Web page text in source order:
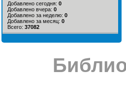
Добавлено сегодня: 0
Добавлено вчера: 0
Добавлено за неделю: 0
Добавлено за месяц: 0
Всего: 37082